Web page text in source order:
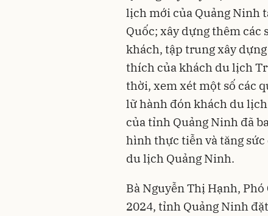
lịch mới của Quảng Ninh
Quốc; xây dựng thêm các
khách, tập trung xây
thích của khách du lịch
thời, xem xét một số các
lữ hành đón khách du
của tỉnh Quảng Ninh đã
hình thực tiễn và tăng
du lịch Quảng Ninh.
Bà Nguyễn Thị Hạnh,
2024, tỉnh Quảng Ninh